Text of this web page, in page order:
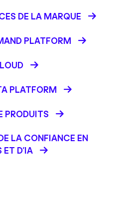
DE LA MARQUE
PLATFORM
PLATFORM
PRODUITS
LA CONFIANCE EN
ET D'IA